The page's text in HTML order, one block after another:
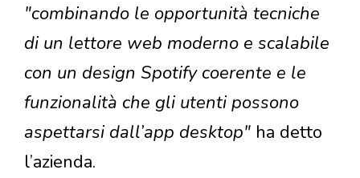
"combinando le opportunità tecniche
di un lettore web moderno e scalabile
con un design Spotify coerente e le
funzionalità che gli utenti possono
aspettarsi dall’app desktop" ha detto
l’azienda.